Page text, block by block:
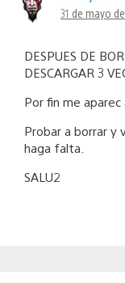
31 de mayo
DESPUES DE
DESCARGAR 3
Por fin me aparec
Probar a borrar y
haga falta.
SALU2